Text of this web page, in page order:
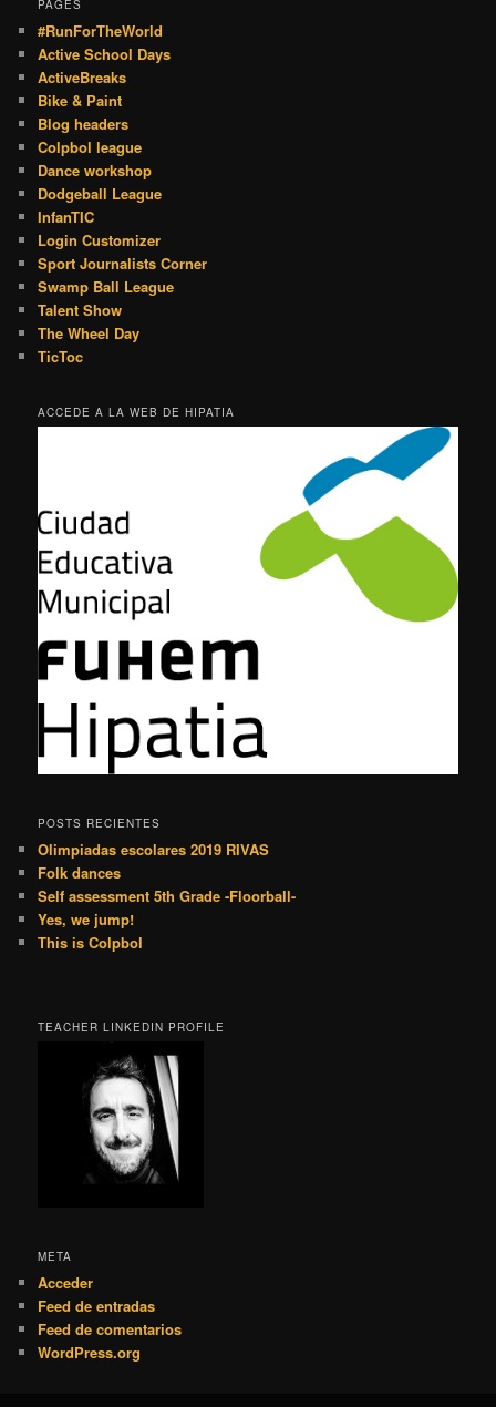
PAGES
#RunForTheWorld
Active School Days
ActiveBreaks
Bike & Paint
Blog headers
Colpbol league
Dance workshop
Dodgeball League
InfanTIC
Login Customizer
Sport Journalists Corner
Swamp Ball League
Talent Show
The Wheel Day
TicToc
ACCEDE A LA WEB DE HIPATIA
POSTS RECIENTES
Olimpiadas escolares 2019 RIVAS
Folk dances
Self assessment 5th Grade -Floorball-
Yes, we jump!
This is Colpbol
TEACHER LINKEDIN PROFILE
META
Acceder
Feed de entradas
Feed de comentarios
WordPress.org